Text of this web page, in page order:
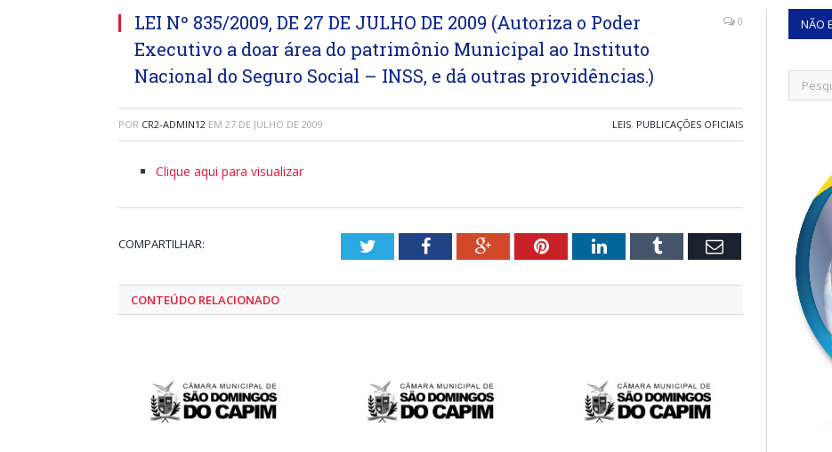
LEI Nº 835/2009, DE 27 DE JULHO DE 2009 (Autoriza o Poder
Executivo a doar área do patrimônio Municipal ao Instituto
Nacional do Seguro Social – INSS, e dá outras providências.)
0
POR CR2-ADMIN12 EM 27 DE JULHO DE 2009 LEIS, PUBLICAÇÕES OFICIAIS
Clique aqui para visualizar
COMPARTILHAR: TwitterFacebookGoogle+PinterestLinkedInTumblr Email
CONTEÚDO RELACIONADO
NÃO